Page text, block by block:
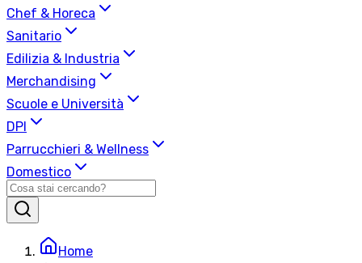
Chef & Horeca
Sanitario
Edilizia & Industria
Merchandising
Scuole e Università
DPI
Parrucchieri & Wellness
Domestico
Home